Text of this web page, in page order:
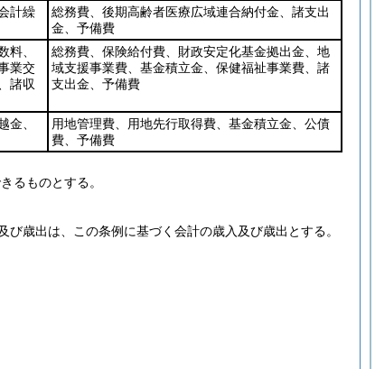
計繰
総務費、後期高齢者医療広域連合納付金、諸支出
金、予備費
料、
業交
諸収
総務費、保険給付費、財政安定化基金拠出金、地
域支援事業費、基金積立金、保健福祉事業費、諸
支出金、予備費
金、
用地管理費、用地先行取得費、基金積立金、公債
費、予備費
るものとする。
歳出は、この条例に基づく会計の歳入及び歳出とする。